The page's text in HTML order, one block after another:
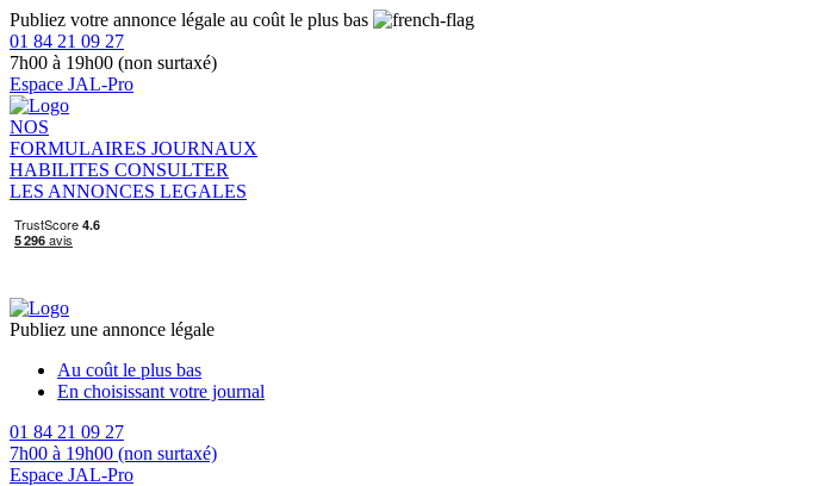
Publiez votre annonce légale au coût le plus bas
01 84 21 09 27
7h00 à 19h00 (non surtaxé)
Espace JAL-Pro
NOS
FORMULAIRES JOURNAUX
HABILITES CONSULTER
LES ANNONCES LEGALES
Publiez une annonce légale
Au coût le plus bas
En choisissant votre journal
01 84 21 09 27
7h00 à 19h00 (non surtaxé)
Espace JAL-Pro